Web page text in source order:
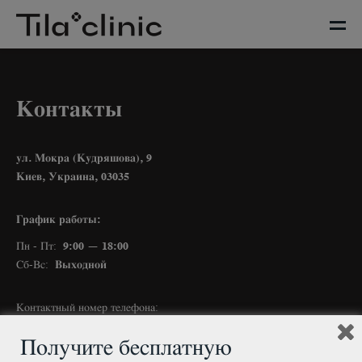
Контакты
ул. Мокра (Кудряшова), 9
Киев, Украина, 03035
График работы:
Пн - Пт: 9:00 — 18:00
Сб-Вс: Выходной
Контактный номер телефона:
Получите бесплатную